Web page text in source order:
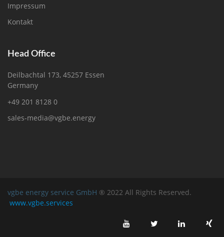
Impressum
Kontakt
Head Office
Deilbachtal 173, 45257 Essen
Germany
+49 201 8128 0
sales-media@vgbe.energy
vgbe energy service GmbH ® 2022 All Rights Reserved.
www.vgbe.services